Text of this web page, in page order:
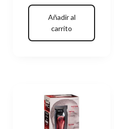
Añadir al
carrito